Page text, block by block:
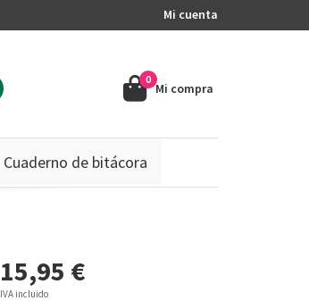
Mi cuenta
Mi compra
0
Cuaderno de bitácora
15,95 €
IVA incluido